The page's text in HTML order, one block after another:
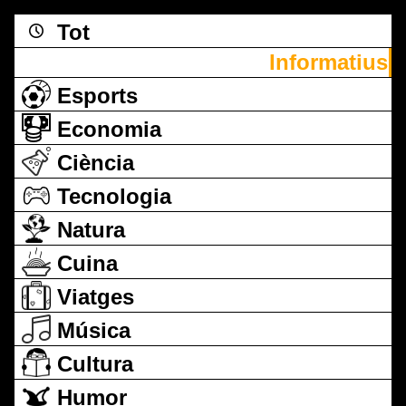
Tot
Informatius
Esports
Economia
Ciència
Tecnologia
Natura
Cuina
Viatges
Música
Cultura
Humor